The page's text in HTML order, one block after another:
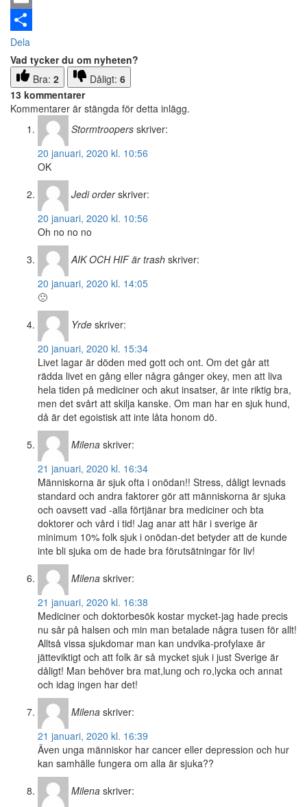
Email
Dela
Vad tycker du om nyheten?
Bra: 2 Dåligt: 6
13 kommentarer
Kommentarer är stängda för detta inlägg.
Stormtroopers skriver:
20 januari, 2020 kl. 10:56
OK
Jedi order skriver:
20 januari, 2020 kl. 10:56
Oh no no no
AIK OCH HIF är trash skriver:
20 januari, 2020 kl. 14:05
🙁
Yrde skriver:
20 januari, 2020 kl. 15:34
Livet lagar är döden med gott och ont. Om det går att
rädda livet en gång eller några gånger okey, men att liva
hela tiden på mediciner och akut insatser, är inte riktig bra,
men det svårt att skilja kanske. Om man har en sjuk hund,
då är det egoistisk att inte låta honom dö.
Milena skriver:
21 januari, 2020 kl. 16:34
Människorna är sjuk ofta i onödan!! Stress, dåligt levnads
standard och andra faktorer gör att människorna är sjuka
och oavsett vad -alla förtjänar bra mediciner och bta
doktorer och vård i tid! Jag anar att här i sverige är
minimum 10% folk sjuk i onödan-det betyder att de kunde
inte bli sjuka om de hade bra förutsätningar för liv!
Milena skriver:
21 januari, 2020 kl. 16:38
Mediciner och doktorbesök kostar mycket-jag hade precis
nu sår på halsen och min man betalade några tusen för allt!
Alltså vissa sjukdomar man kan undvika-profylaxe är
jätteviktigt och att folk är så mycket sjuk i just Sverige är
dåligt! Man behöver bra mat,lung och ro,lycka och annat
och idag ingen har det!
Milena skriver:
21 januari, 2020 kl. 16:39
Även unga människor har cancer eller depression och hur
kan samhälle fungera om alla är sjuka??
Milena skriver: